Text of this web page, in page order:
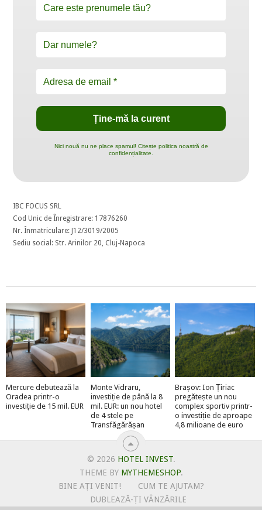
Nici nouă nu ne place spamul! Citește politica noastră de
confidențialitate.
IBC FOCUS SRL
Cod Unic de Înregistrare: 17876260
Nr. Înmatriculare: J12/3019/2005
Sediu social: Str. Arinilor 20, Cluj-Napoca
Mercure debutează la
Oradea printr-o
investiție de 15 mil. EUR
Monte Vidraru,
investiție de până la 8
mil. EUR: un nou hotel
de 4 stele pe
Transfăgărășan
Brașov: Ion Țiriac
pregătește un nou
complex sportiv printr-
o investiție de aproape
4,8 milioane de euro
© 2026 HOTEL INVEST.
THEME BY MYTHEMESHOP.
BINE AȚI VENIT!
CUM TE AJUTAM?
DUBLEAZĂ-ȚI VÂNZĂRILE